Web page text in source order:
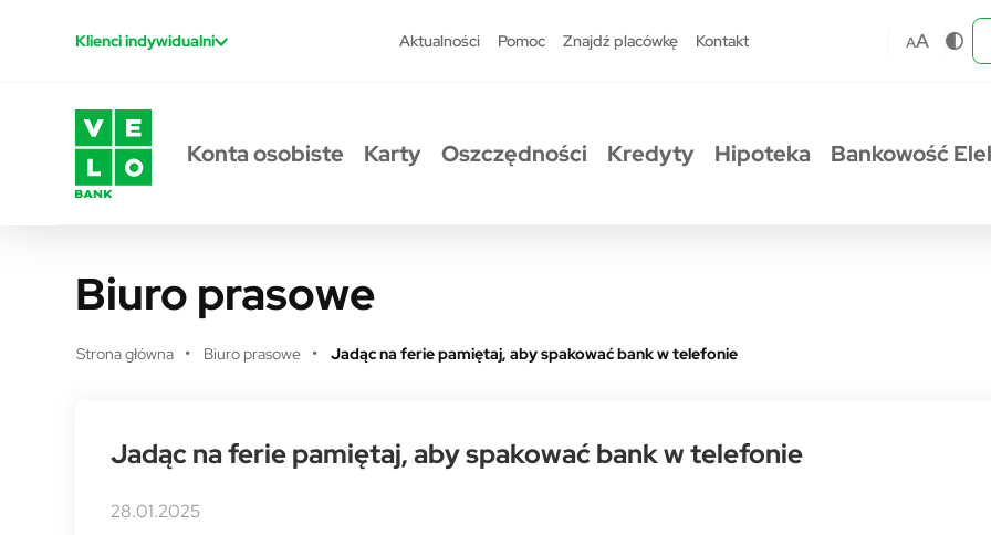
Klienci indywidualni Aktualności Pomoc Znajdź placówkę Kontakt AA
Konta osobiste Karty Oszczędności Kredyty Hipoteka Bankowość
Biuro prasowe
Strona główna Biuro prasowe Jadąc na ferie pamiętaj, aby spakować bank w telefonie
Jadąc na ferie pamiętaj, aby spakować bank w telefonie
28.01.2025